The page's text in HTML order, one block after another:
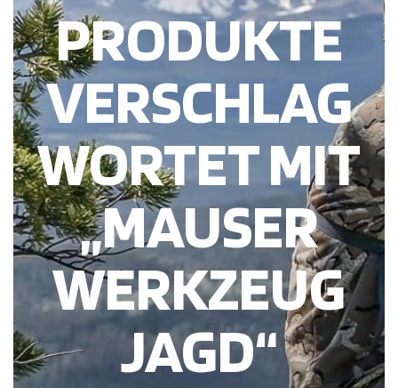
PRODUKTE
VERSCHLAG
WORTET MIT
„MAUSER
WERKZEUG
JAGD“